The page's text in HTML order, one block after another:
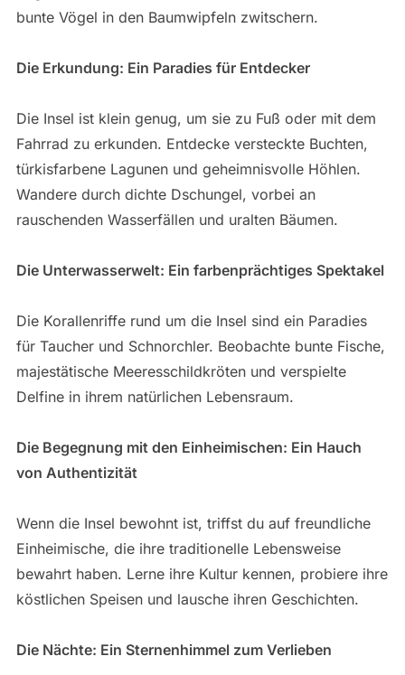
bunte Vögel in den Baumwipfeln zwitschern.
Die Erkundung: Ein Paradies für Entdecker
Die Insel ist klein genug, um sie zu Fuß oder mit dem
Fahrrad zu erkunden. Entdecke versteckte Buchten,
türkisfarbene Lagunen und geheimnisvolle Höhlen.
Wandere durch dichte Dschungel, vorbei an
rauschenden Wasserfällen und uralten Bäumen.
Die Unterwasserwelt: Ein farbenprächtiges Spektakel
Die Korallenriffe rund um die Insel sind ein Paradies
für Taucher und Schnorchler. Beobachte bunte Fische,
majestätische Meeresschildkröten und verspielte
Delfine in ihrem natürlichen Lebensraum.
Die Begegnung mit den Einheimischen: Ein Hauch
von Authentizität
Wenn die Insel bewohnt ist, triffst du auf freundliche
Einheimische, die ihre traditionelle Lebensweise
bewahrt haben. Lerne ihre Kultur kennen, probiere ihre
köstlichen Speisen und lausche ihren Geschichten.
Die Nächte: Ein Sternenhimmel zum Verlieben